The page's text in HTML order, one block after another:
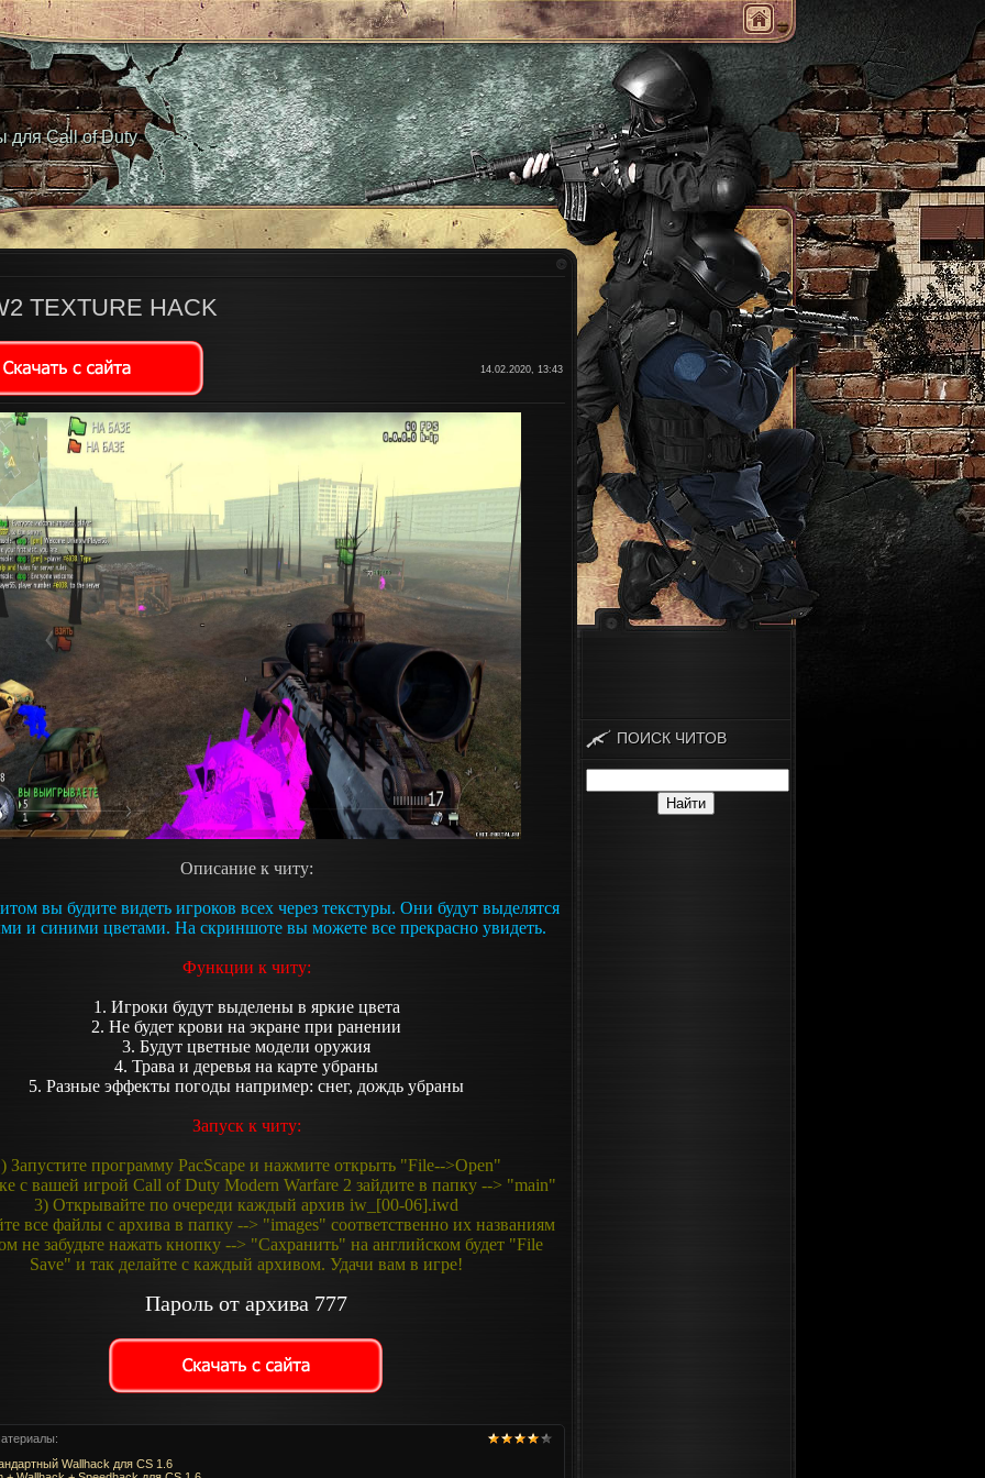
для Call of Duty
TEXTURE HACK
14.02.2020, 13:43
Описание к читу:
вы будите видеть игроков всех через текстуры. Они будут выделятся
и синими цветами. На скриншоте вы можете все прекрасно увидеть.
Функции к читу:
1. Игроки будут выделены в яркие цвета
2. Не будет крови на экране при ранении
3. Будут цветные модели оружия
4. Трава и деревья на карте убраны
5. Разные эффекты погоды например: снег, дождь убраны
Запуск к читу:
Запустите программу PacScape и нажмите открыть "File-->Open"
с вашей игрой Call of Duty Modern Warfare 2 зайдите в папку --> "main"
3) Открывайте по очереди каждый архив iw_[00-06].iwd
все файлы с архива в папку --> "images" соответственно их названиям
не забудьте нажать кнопку --> "Сахранить" на английском будет "File
Save" и так делайте с каждый архивом. Удачи вам в игре!
Пароль от архива 777
Wallhack для CS 1.6
ПОИСК ЧИТОВ